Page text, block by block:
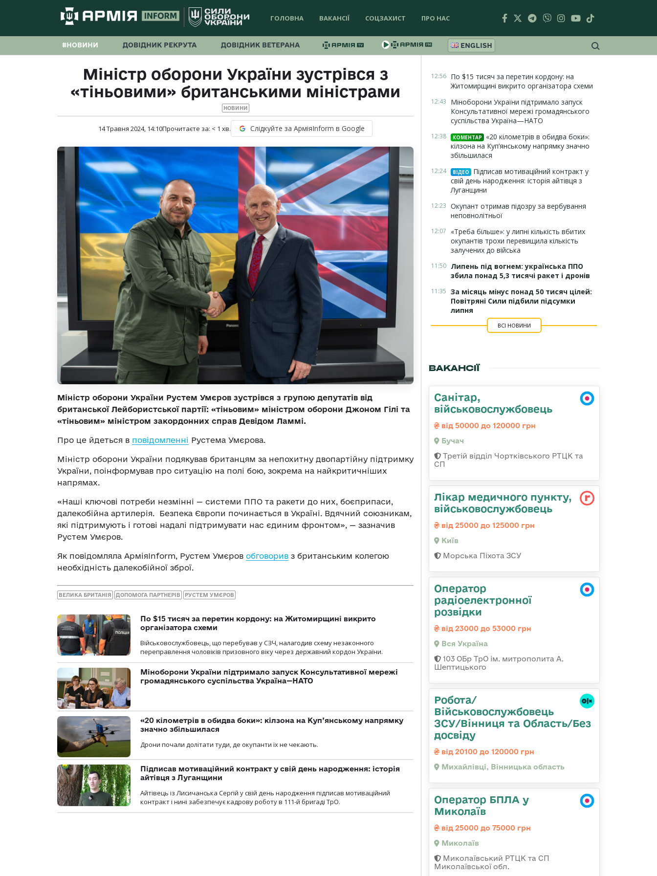
ГОЛОВНА ВАКАНСІЇ СОЦЗАХИСТ ПРО НАС
#НОВИНИ ДОВІДНИК РЕКРУТА ДОВІДНИК ВЕТЕРАНА ENGLISH
Міністр оборони України зустрівся з
«тіньовими» британськими міністрами
НОВИНИ
14 Травня 2024, 14:10Прочитаєте за: < 1 хв. Слідкуйте за АрміяInform в Google
Міністр оборони України Рустем Умєров зустрівся з групою депутатів від
британської Лейбористської партії: «тіньовим» міністром оборони Джоном Гілі та
«тіньовим» міністром закордонних справ Девідом Ламмі.
Про це йдеться в повідомленні Рустема Умєрова.
Міністр оборони України подякував британцям за непохитну двопартійну підтримку
України, поінформував про ситуацію на полі бою, зокрема на найкритичніших
напрямах.
«Наші ключові потреби незмінні — системи ППО та ракети до них, боєприпаси,
далекобійна артилерія. Безпека Європи починається в Україні. Вдячний союзникам,
які підтримують і готові надалі підтримувати нас єдиним фронтом», — зазначив
Рустем Умєров.
Як повідомляла АрміяInform, Рустем Умєров обговорив з британським колегою
необхідність далекобійної зброї.
ВЕЛИКА БРИТАНІЯ ДОПОМОГА ПАРТНЕРІВ РУСТЕМ УМЄРОВ
По $15 тисяч за перетин кордону: на Житомирщині викрито
організатора схеми
Військовослужбовець, що перебував у СЗЧ, налагодив схему незаконного
переправлення чоловіків призовного віку через державний кордон України.
Міноборони України підтримало запуск Консультативної мережі
громадянського суспільства Україна—НАТО
«20 кілометрів в обидва боки»: кілзона на Куп’янському напрямку
значно збільшилася
Дрони почали долітати туди, де окупанти їх не чекають.
Підписав мотиваційний контракт у свій день народження: історія
айтівця з Луганщини
Айтівець із Лисичанська Сергій у свій день народження підписав мотиваційний
контракт і нині забезпечує кадрову роботу в 111-й бригаді ТрО.
12:56 По $15 тисяч за перетин кордону: на
Житомирщині викрито організатора схеми
12:43
Міноборони України підтримало запуск
Консультативної мережі громадянського
суспільства Україна—НАТО
12:38 КОМЕНТАР
«20 кілометрів в обидва боки»:
кілзона на Куп’янському напрямку значно
збільшилася
12:24 ВІДЕО
Підписав мотиваційний контракт у
свій день народження: історія айтівця з
Луганщини
12:23 Окупант отримав підозру за вербування
неповнолітньої
12:07
«Треба більше»: у липні кількість вбитих
окупантів трохи перевищила кількість
залучених до війська
11:50 Липень під вогнем: українська ППО
збила понад 5,3 тисячі ракет і дронів
11:35 За місяць мінус понад 50 тисяч цілей:
Повітряні Сили підбили підсумки
липня
ВСІ НОВИНИ
ВАКАНСІЇ
Санітар,
військовослужбовець
від 50000 до 120000 грн
Бучач
Третій відділ Чортківського РТЦК та
СП
Лікар медичного пункту,
військовослужбовець
від 25000 до 125000 грн
Київ
Морська Піхота ЗСУ
Оператор
радіоелектронної
розвідки
від 23000 до 53000 грн
Вся Україна
103 ОБр ТрО ім. митрополита А.
Шептицького
Робота/
Військовослужбовець
ЗСУ/Вінниця та Область/Без
досвіду
від 20100 до 120000 грн
Михайлівці, Вінницька область
Оператор БПЛА у
Миколаїв
від 25000 до 75000 грн
Миколаїв
Миколаївський РТЦК та СП
Миколаївської обл.